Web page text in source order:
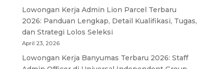
Lowongan Kerja Admin Lion Parcel Terbaru
2026: Panduan Lengkap, Detail Kualifikasi, Tugas,
dan Strategi Lolos Seleksi
April 23, 2026
Lowongan Kerja Banyumas Terbaru 2026: Staff